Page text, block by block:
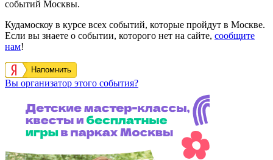
событий Москвы.
Кудамоскоу в курсе всех событий, которые пройдут в Москве.
Если вы знаете о событии, которого нет на сайте, сообщите
нам!
Напомнить
Вы организатор этого события?